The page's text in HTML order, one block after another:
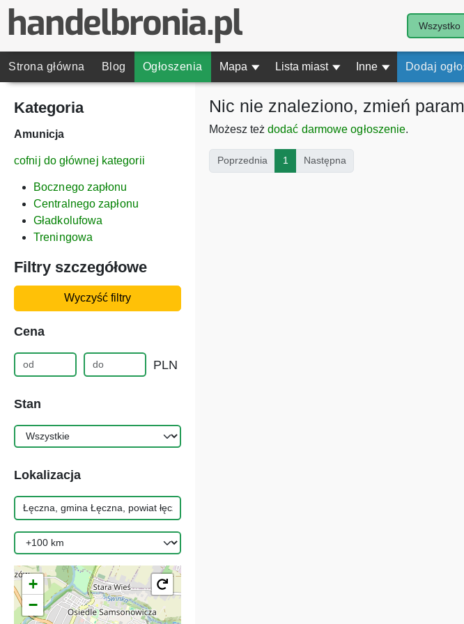
Strona główna Blog Ogłoszenia Mapa ▾ Lista miast ▾ Inne ▾ Dodaj
Kategoria
Amunicja
cofnij do głównej kategorii
Bocznego zapłonu
Centralnego zapłonu
Gładkolufowa
Treningowa
Filtry szczegółowe
Wyczyść filtry
Cena
PLN
Stan
Lokalizacja
+
−
Nic nie znaleziono, zmień
Możesz też dodać darmowe ogłoszenie.
Poprzednia 1 (current)
Następna